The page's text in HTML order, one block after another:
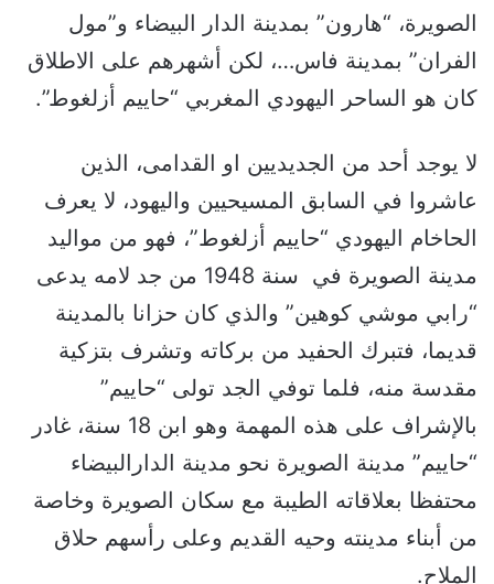
الصويرة، “هارون” بمدينة الدار البيضاء و”مول
الفران” بمدينة فاس…، لكن أشهرهم على الاطلاق
كان هو الساحر اليهودي المغربي “حاييم أزلغوط”.
لا يوجد أحد من الجديديين او القدامى، الذين
عاشروا في السابق المسيحيين واليهود، لا يعرف
الحاخام اليهودي “حاييم أزلغوط”، فهو من مواليد
مدينة الصويرة في سنة 1948 من جد لامه يدعى
“رابي موشي كوهين” والذي كان حزانا بالمدينة
قديما، فتبرك الحفيد من بركاته وتشرف بتزكية
مقدسة منه، فلما توفي الجد تولى “حاييم”
بالإشراف على هذه المهمة وهو ابن 18 سنة، غادر
“حاييم” مدينة الصويرة نحو مدينة الدارالبيضاء
محتفظا بعلاقاته الطيبة مع سكان الصويرة وخاصة
من أبناء مدينته وحيه القديم وعلى رأسهم حلاق
الملاح.